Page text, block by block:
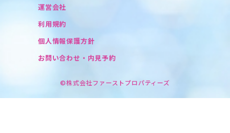
運営会社
利用規約
個人情報保護方針
お問い合わせ・内見予約
©株式会社ファーストプロパティーズ